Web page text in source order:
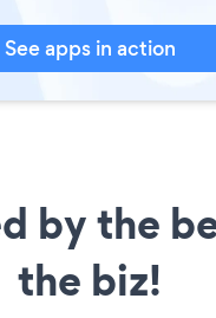
See apps in action
by the
the biz!